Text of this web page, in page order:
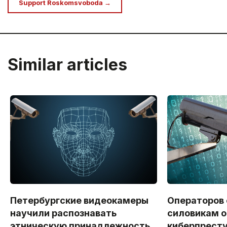
Support Roskomsvoboda →
Similar articles
Петербургские видеокамеры
научили распознавать
силовикам